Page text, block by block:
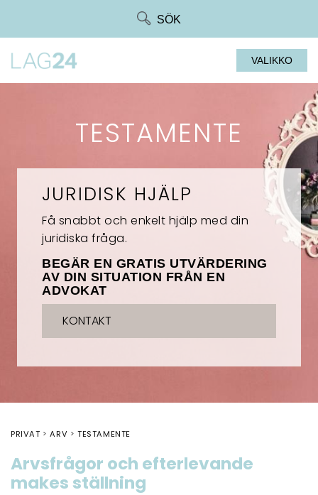
SÖK
VALIKKO
TESTAMENTE
JURIDISK HJÄLP
Få snabbt och enkelt hjälp med din
juridiska fråga.
BEGÄR EN GRATIS UTVÄRDERING
AV DIN SITUATION FRÅN EN
ADVOKAT
KONTAKT
PRIVAT ARV TESTAMENTE
Arvsfrågor och efterlevande
makes ställning